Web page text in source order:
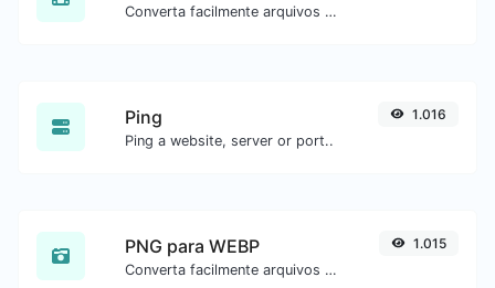
Converta facilmente arquivos de imagem WEBP para GIF.
Ping
Ping a website, server or port..
1.016
PNG para WEBP
Converta facilmente arquivos de imagem PNG para WEBP.
1.015